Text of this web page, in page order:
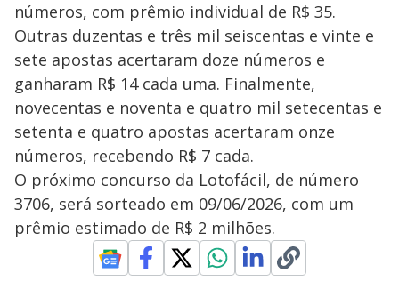
números, com prêmio individual de R$ 35.
Outras duzentas e três mil seiscentas e vinte e
sete apostas acertaram doze números e
ganharam R$ 14 cada uma. Finalmente,
novecentas e noventa e quatro mil setecentas e
setenta e quatro apostas acertaram onze
números, recebendo R$ 7 cada.
O próximo concurso da Lotofácil, de número
3706, será sorteado em 09/06/2026, com um
prêmio estimado de R$ 2 milhões.